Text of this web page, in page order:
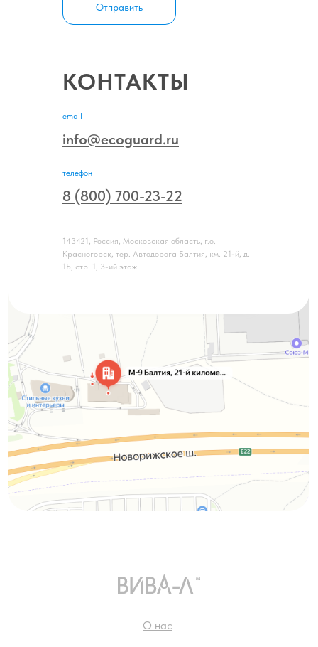
Отправить
КОНТАКТЫ
email
телефон
info@ecoguard.ru
8 (800) 700-23-22
143421, Россия, Московская область, г.о.
Красногорск, тер. Автодорога Балтия, км. 21-й, д.
1Б, стр. 1, 3-ий этаж.
О нас